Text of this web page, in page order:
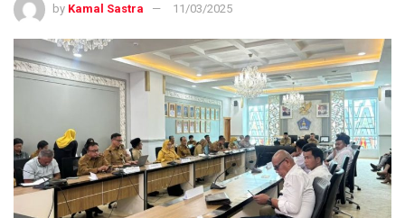
by Kamal Sastra 11/03/2025